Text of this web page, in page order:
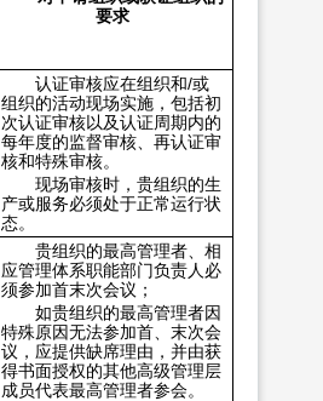
要求
认证审核应在组织和/或
组织的活动现场实施，包括初
次认证审核以及认证周期内的
每年度的监督审核、再认证审
核和特殊审核。
现场审核时，贵组织的生
产或服务必须处于正常运行状
态。
贵组织的最高管理者、相
应管理体系职能部门负责人必
须参加首末次会议；
如贵组织的最高管理者因
特殊原因无法参加首、末次会
议，应提供缺席理由，并由获
得书面授权的其他高级管理层
成员代表最高管理者参会。